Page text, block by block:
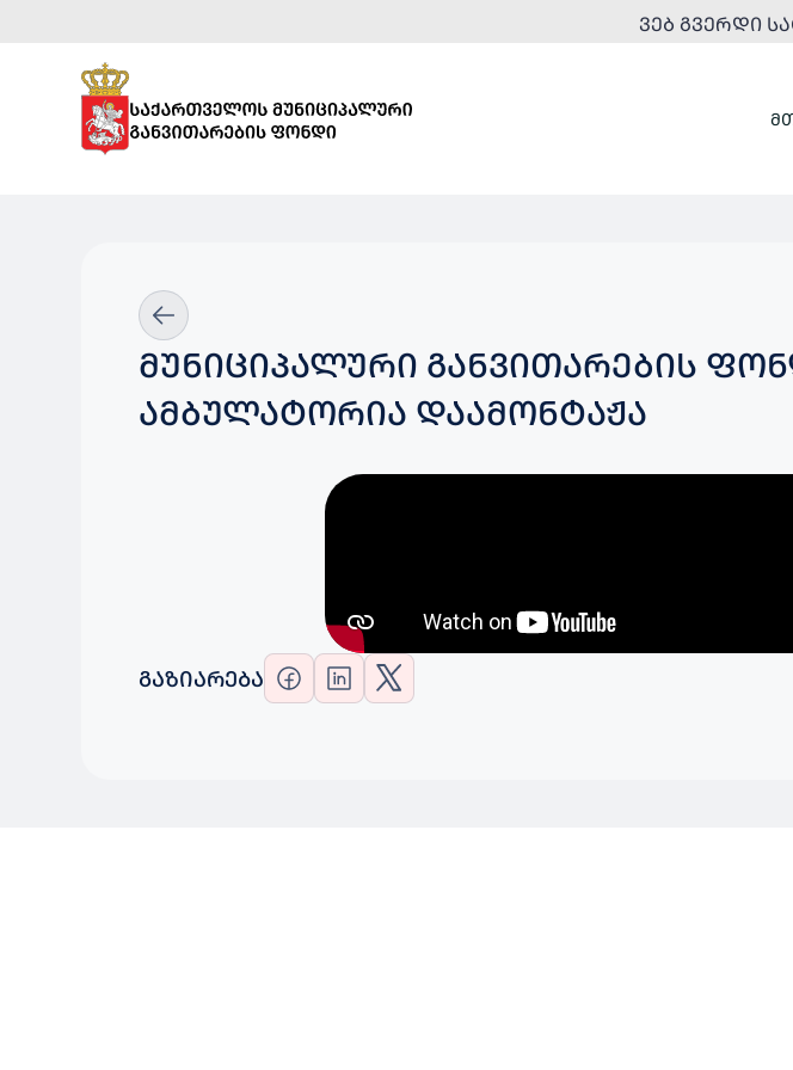
ᲕᲔᲑ ᲒᲕᲔᲠᲓᲘ
ᲛᲣᲜᲘᲪᲘᲞᲐᲚᲣᲠᲘ ᲒᲐᲜᲕᲘᲗᲐᲠᲔᲑᲘᲡ
ᲐᲛᲑᲣᲚᲐᲢᲝᲠᲘᲐ ᲓᲐᲐᲛᲝᲜᲢᲐᲟᲐ
ᲒᲐᲖᲘᲐᲠᲔᲑᲐ